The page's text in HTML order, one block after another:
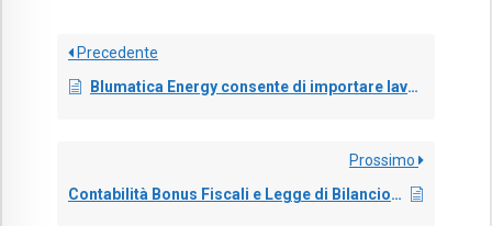
Precedente
Blumatica Energy consente di importare lavori da altri software?
Prossimo
Contabilità Bonus Fiscali e Legge di Bilancio 2022